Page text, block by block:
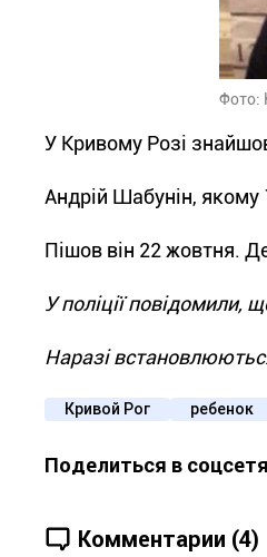
Фото:
У Кривому Розі
Андрій Шабунін, якому
Пішов він 22 жовтня.
У поліції повідомили,
Наразі
Кривой Рог ребенок
Поделиться в
Комментарии (4)